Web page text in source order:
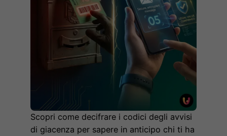
Scopri come decifrare i codici degli avvisi
di giacenza per sapere in anticipo chi ti ha